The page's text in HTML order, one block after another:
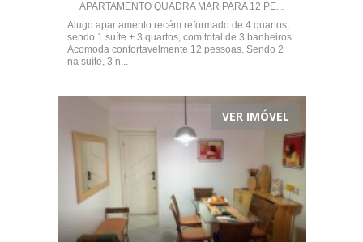
APARTAMENTO QUADRA MAR PARA 12 PE...
Alugo apartamento recém reformado de 4 quartos,
sendo 1 suíte + 3 quartos, com total de 3 banheiros.
Acomoda confortavelmente 12 pessoas. Sendo 2
na suíte, 3 n...
VER IMÓVEL